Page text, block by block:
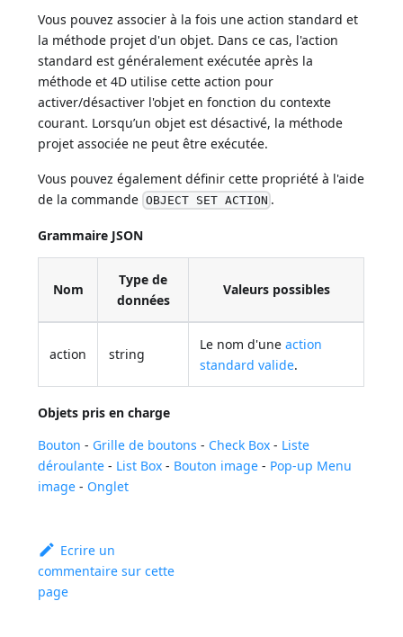
Vous pouvez associer à la fois une action standard et
la méthode projet d'un objet. Dans ce cas, l'action
standard est généralement exécutée après la
méthode et 4D utilise cette action pour
activer/désactiver l'objet en fonction du contexte
courant. Lorsqu’un objet est désactivé, la méthode
projet associée ne peut être exécutée.
Vous pouvez également définir cette propriété à l'aide
de la commande OBJECT SET ACTION .
Grammaire JSON
Nom
Type de
données
Valeurs possibles
action string
Le nom d'uneaction
standard valide.
Objets pris en charge
Bouton - Grille de boutons - Check Box - Liste
déroulante - List Box - Bouton image - Pop-up Menu
image - Onglet
Ecrire un
commentaire sur cette
page